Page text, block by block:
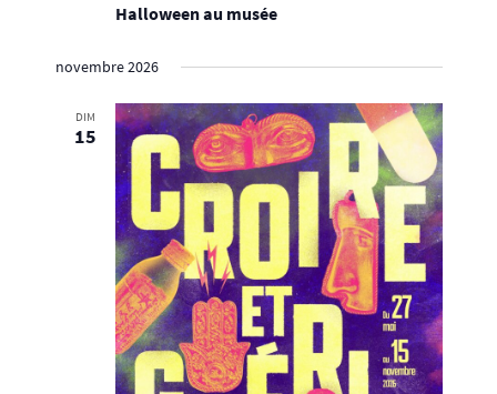
Halloween au musée
novembre 2026
DIM
15